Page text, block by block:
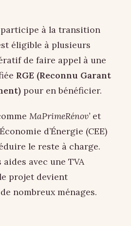
à la transition
éligible à plusieurs
de faire appel à une
RGE (Reconnu Garant
pour en bénéficier.
MaPrimeRénov’et
d’Énergie (CEE)
le reste à charge.
avec une TVA
projet devient
nombreux ménages.